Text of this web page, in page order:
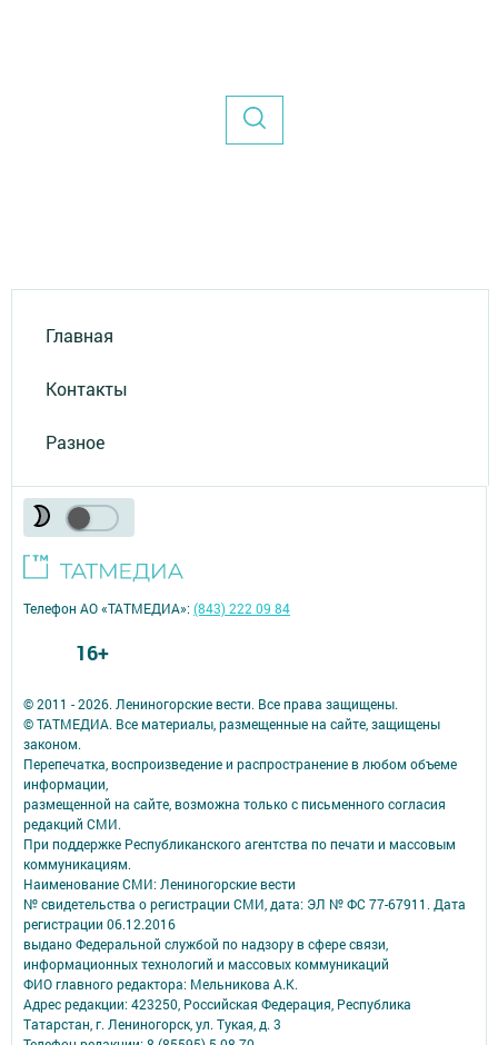
Главная
Контакты
Разное
© 2011 - 2026. Лениногорские вести. Все права защищены.
© ТАТМЕДИА. Все материалы, размещенные на сайте, защищены
законом.
Перепечатка, воспроизведение и распространение в любом объеме
информации,
размещенной на сайте, возможна только с письменного согласия
редакций СМИ.
При поддержке Республиканского агентства по печати и массовым
коммуникациям.
Наименование СМИ: Лениногорские вести
№ свидетельства о регистрации СМИ, дата: ЭЛ № ФС 77-67911. Дата
регистрации 06.12.2016
выдано Федеральной службой по надзору в сфере связи,
информационных технологий и массовых коммуникаций
ФИО главного редактора: Мельникова А.К.
Адрес редакции: 423250, Российская Федерация, Республика
Татарстан, г. Лениногорск, ул. Тукая, д. 3
Телефон АО «ТАТМЕДИА»:(843) 222 09 84
16+